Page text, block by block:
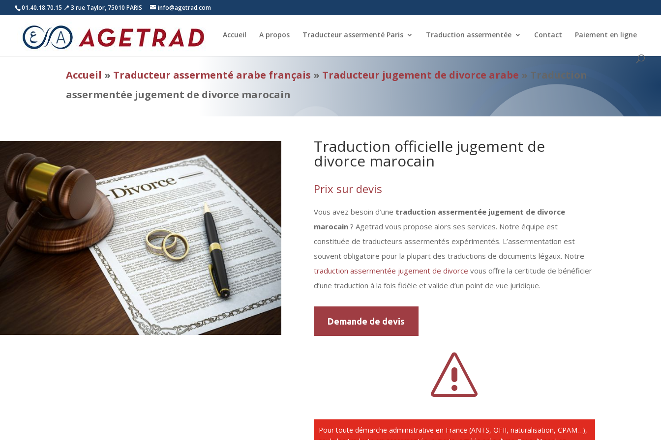
01.40.18.70.15 📍 3 rue Taylor, 75010 PARIS info@agetrad.com
Accueil A propos Traducteur assermenté Paris Traduction assermentée Contact Paiement en ligne
Accueil » Traducteur assermenté arabe français » Traducteur jugement de divorce arabe » Traduction
assermentée jugement de divorce marocain
Traduction officielle jugement de
divorce marocain
Prix sur devis
Vous avez besoin d’une traduction assermentée jugement de divorce
marocain ? Agetrad vous propose alors ses services. Notre équipe est
constituée de traducteurs assermentés expérimentés. L’assermentation est
souvent obligatoire pour la plupart des traductions de documents légaux. Notre
traduction assermentée jugement de divorce vous offre la certitude de bénéficier
d’une traduction à la fois fidèle et valide d’un point de vue juridique.
Demande de devis
s
Pour toute démarche administrative en France (ANTS, OFII, naturalisation, CPAM…),